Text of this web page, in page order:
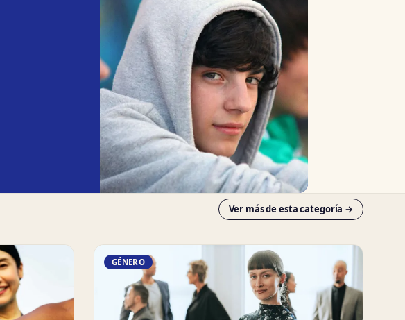
Ver más de esta categoría →
GÉNERO